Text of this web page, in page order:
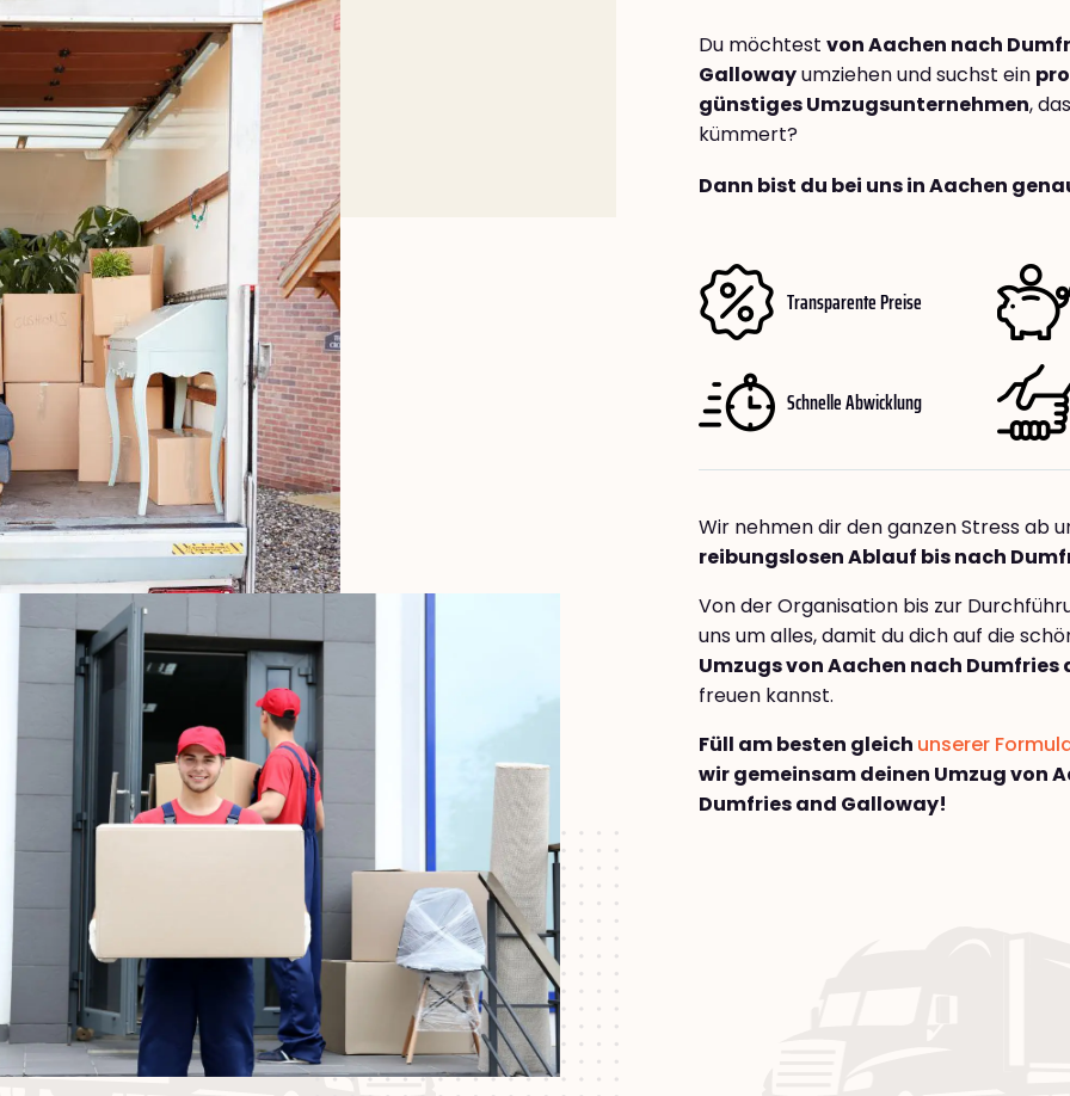
Du möchtest von Aachen nach
Gallowayumziehen und suchst ein
günstiges Umzugsunternehmen,
kümmert?
Dann bist du bei uns in Aachen
Transparente Preise
Schnelle Abwicklung
Wir nehmen dir den ganzen Stress ab
reibungslosen Ablauf bis nach
Von der Organisation bis zur
uns um alles, damit du dich auf die
Umzugs von Aachen nach
freuen kannst.
Füll am besten gleich unserer
wir gemeinsam deinen Umzug von
Dumfries and Galloway!